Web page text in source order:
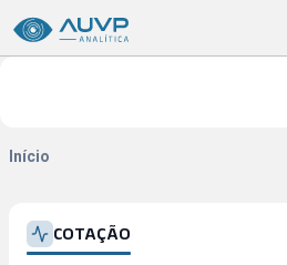
Início
COTAÇÃO